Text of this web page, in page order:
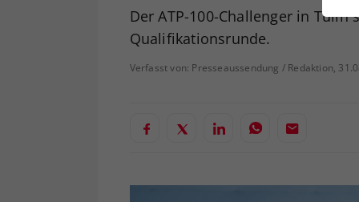
Der ATP-100-Challenger in
Qualifikationsrunde.
Verfasst von: Presseaussendung / Redaktion,